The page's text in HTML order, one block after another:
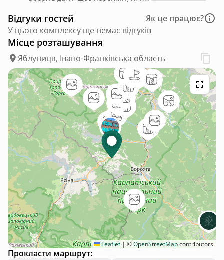
Відгуки гостей
Як це працює?
У цього комплексу ще немає відгуків
Місце розташування
Яблуниця, Івано-Франківська область
Leaflet | ©OpenStreetMapcontributors
Прокласти маршрут: